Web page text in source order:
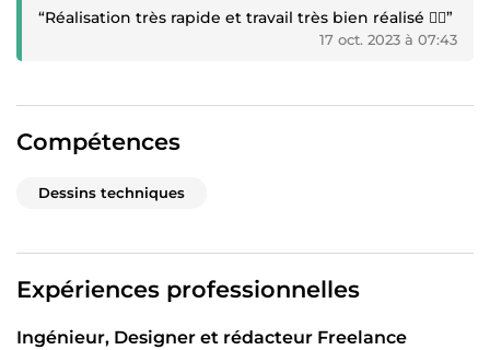
“Réalisation très rapide et travail très bien réalisé 👌🏻”
17 oct. 2023 à 07:43
Compétences
Dessins techniques
Expériences professionnelles
Ingénieur, Designer et rédacteur Freelance